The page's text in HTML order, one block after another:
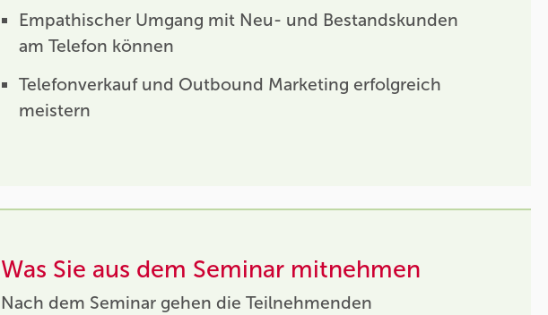
Empathischer Umgang mit Neu- und Bestandskunden
am Telefon können
Telefonverkauf und Outbound Marketing erfolgreich
meistern
Was Sie aus dem Seminar mitnehmen
Nach dem Seminar gehen die Teilnehmenden